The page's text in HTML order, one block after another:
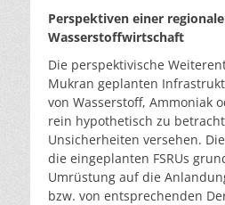
Perspektiven einer
Wasserstoffwirtschaft
Die perspektivische
Mukran geplanten
von Wasserstoff, Ammoniak
rein hypothetisch zu
Unsicherheiten versehen.
die eingeplanten FSRUs
Umrüstung auf die
bzw. von entsprechenden